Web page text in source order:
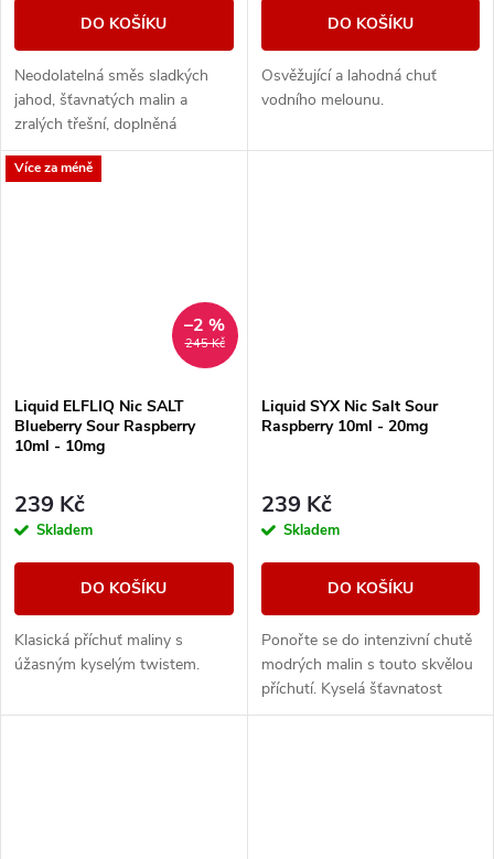
DO KOŠÍKU
Neodolatelná směs sladkých
jahod, šťavnatých malin a
zralých třešní, doplněná
chladivým efektem pro
maximální svěžest. Intenzivní
DO KOŠÍKU
Osvěžující a lahodná chuť
vodního melounu.
Více za méně
245 Kč
–2 %
Liquid ELFLIQ Nic SALT
Blueberry Sour Raspberry
10ml - 10mg
239 Kč
Skladem
DO KOŠÍKU
Klasická příchuť maliny s
úžasným kyselým twistem.
Liquid SYX Nic Salt Sour
Raspberry 10ml - 20mg
239 Kč
Skladem
DO KOŠÍKU
Ponořte se do intenzivní chutě
modrých malin s touto skvělou
příchutí. Kyselá šťavnatost
malin zde zdůrazňuje chladivý